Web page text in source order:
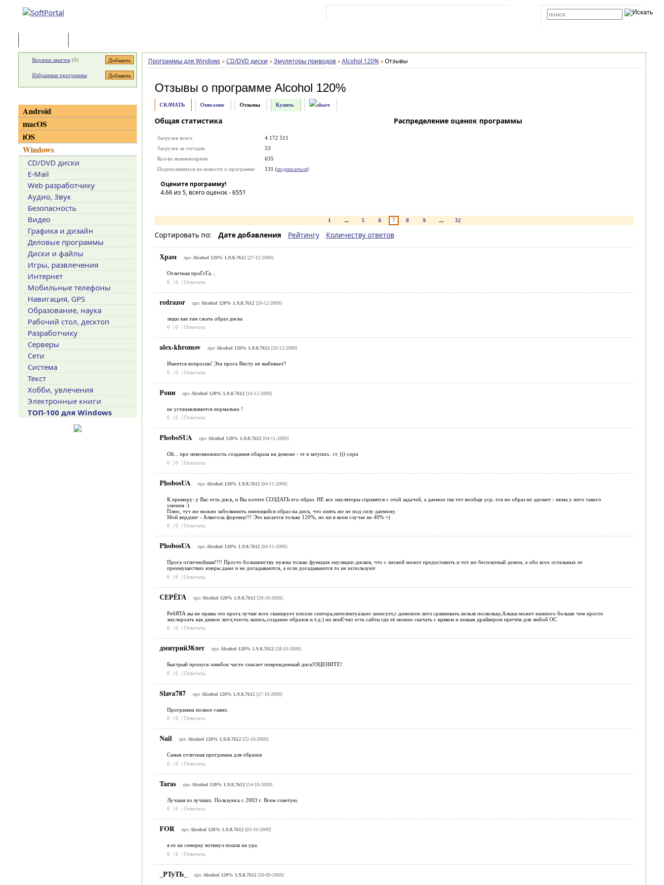
Программы для Windows » CD/DVD диски » Эмуляторы приводов » Alcohol 120% » Отзывы
Отзывы о программе Alcohol 120%
СКАЧАТЬ Описание Отзывы Купить
Общая статистика
Загрузок всего
4 172 511
Загрузок за сегодня
53
Кол-во комментариев
635
Подписавшихся на новости о программе
131 (подписаться)
Оцените программу!
4.66из 5, всего оценок -6551
Распределение оценок программы
1 ... 5 6 7 8 9 ... 32
Сортировать по: Дате добавления Рейтингу Количеству ответов
Храм про Alcohol 120% 1.9.8.7612[27-12-2009]
Отличная проГгГа...
6
| 6 | Ответить
redrazor про Alcohol 120% 1.9.8.7612[26-12-2009]
люди как там сжать образ диска
6
| 6 | Ответить
alex-khromov про Alcohol 120% 1.9.8.7612[20-12-2009]
Имеется вопросик! Эта прога Висту не выбивает?
6
| 6 | Ответить
Рони про Alcohol 120% 1.9.8.7612[14-12-2009]
не устанавливается нормально !
6
| 6 | Ответить
PhoboSUA про Alcohol 120% 1.9.8.7612[04-11-2009]
Ой... про невозможность создания обараза на демоне - эт я затупил.. гг ))) сори
6
| 6 | Ответить
PhobosUA про Alcohol 120% 1.9.8.7612[04-11-2009]
К примеру: у Вас есть диск, и Вы хотите СОЗДАТЬ его образ. НЕ все эмуляторы справятся с этой задачей, а даемон так тот вообще уср..тся но образ не зделает - нима у него такого
умения :)
Плюс, тут же можно заболванить имеющийся образ на диск, что опять же не под силу даемону.
Мой вердикт - Алкоголь форевер!!! Это касается только 120%, но ни в коем случае не 40% =)
6
| 6 | Ответить
PhobosUA про Alcohol 120% 1.9.8.7612[04-11-2009]
Прога отличнейшая!!!! Просто большинству нужна только функция эмуляции дисков, что с лихвой может предоставить и тот же бесплатный демон, а обо всех остальных ее
преимуществах юзеры даже и не догадываются, а если догадываются то не используют
6
| 6 | Ответить
СЕРЁГА про Alcohol 120% 1.9.8.7612[28-10-2009]
РебЯТА вы не правы это прога лучше всех сканирует плохие сектора,интелектуально записует,с димоном литл сравнивать нельзя поскольку,Алкаш может намного больше чем просто
змулироать как димон литл,тоесть запись,создание образов и.т.д:) но конЕчно есть сайты где её можно скачать с кряком и новым драйвером причём для любой ОС
6
| 6 | Ответить
дмитрий38лет про Alcohol 120% 1.9.8.7612[28-10-2009]
Быстрый пропуск ошибок часто спасает поврежденный диск!ОЦЕНИТЕ!
6
| 6 | Ответить
Slava787 про Alcohol 120% 1.9.8.7612[27-10-2009]
Программа полное гавно.
6
| 6 | Ответить
Nail про Alcohol 120% 1.9.8.7612[22-10-2009]
Самая отличная программа для образов
6
| 6 | Ответить
Taras про Alcohol 120% 1.9.8.7612[14-10-2009]
Лучшая из лучших. Пользуюсь с 2003 г. Всем советую.
6
| 6 | Ответить
FOR про Alcohol 120% 1.9.8.7612[03-10-2009]
я ее на семерку воткнул пошла на ура.
6
| 6 | Ответить
_РТуТЬ_ про Alcohol 120% 1.9.8.7612[30-09-2009]
Корзина закачек(0)
Избранные программы
Android
macOS
iOS
Windows
CD/DVD диски
E-Mail
Web разработчику
Аудио, Звук
Безопасность
Видео
Графика и дизайн
Деловые программы
Диски и файлы
Игры, развлечения
Интернет
Мобильные телефоны
Навигация, GPS
Образование, наука
Рабочий стол, десктоп
Разработчику
Серверы
Сети
Система
Текст
Хобби, увлечения
Электронные книги
ТОП-100 для Windows